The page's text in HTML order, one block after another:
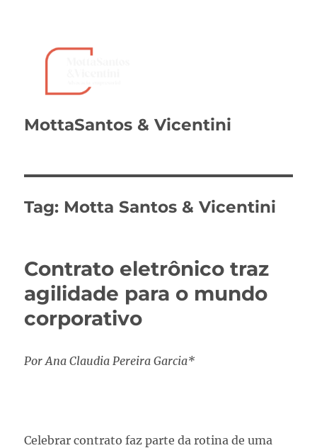
MottaSantos & Vicentini
Tag: Motta Santos & Vicentini
Contrato eletrônico traz
agilidade para o mundo
corporativo
PorAna Claudia Pereira Garcia*
Celebrar contrato faz parte da rotina de uma